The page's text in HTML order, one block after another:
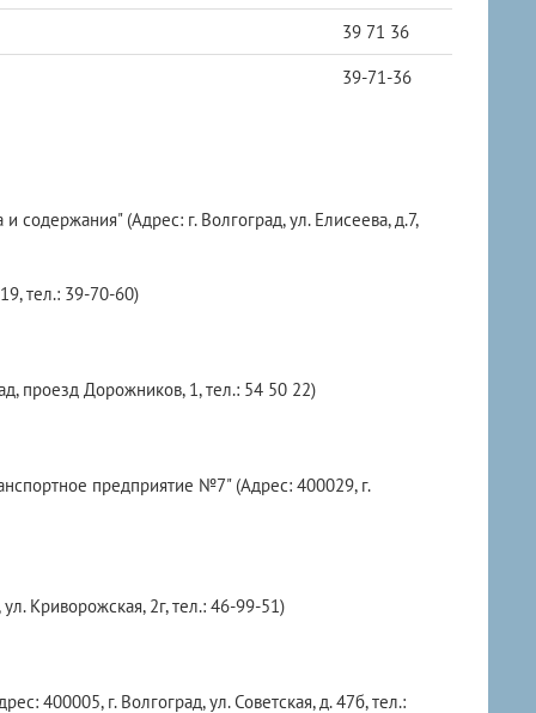
39 71 36
39-71-36
(Адрес: г. Волгоград, ул. Елисеева, д.7,
тел.: 39-70-60)
проезд Дорожников, 1, тел.: 54 50 22)
предприятие №7" (Адрес: 400029, г.
Криворожская, 2г, тел.: 46-99-51)
400005, г. Волгоград, ул. Советская, д. 47б, тел.: